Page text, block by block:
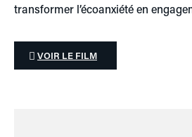
transformer l’écoanxiété en
VOIR LE FILM